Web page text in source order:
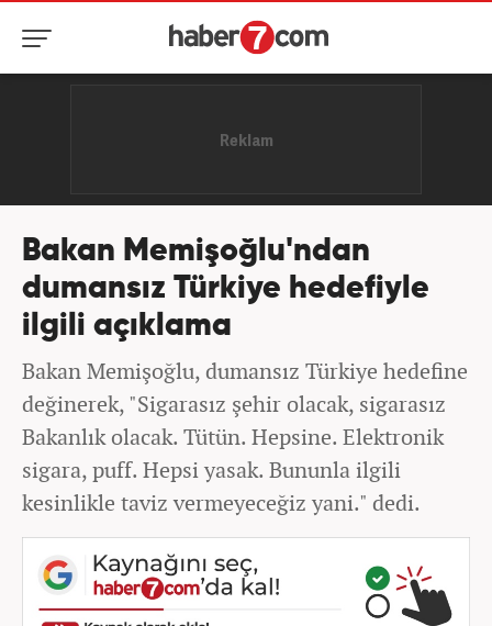
Bakan Memişoğlu'ndan
dumansız Türkiye hedefiyle
ilgili açıklama
Bakan Memişoğlu, dumansız Türkiye hedefine
değinerek, "Sigarasız şehir olacak, sigarasız
Bakanlık olacak. Tütün. Hepsine. Elektronik
sigara, puff. Hepsi yasak. Bununla ilgili
kesinlikle taviz vermeyeceğiz yani." dedi.